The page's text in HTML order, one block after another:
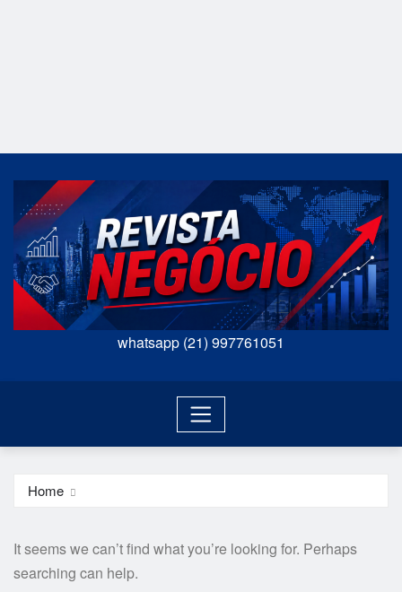
whatsapp (21) 997761051
Home
It seems we can’t find what you’re looking for. Perhaps
searching can help.